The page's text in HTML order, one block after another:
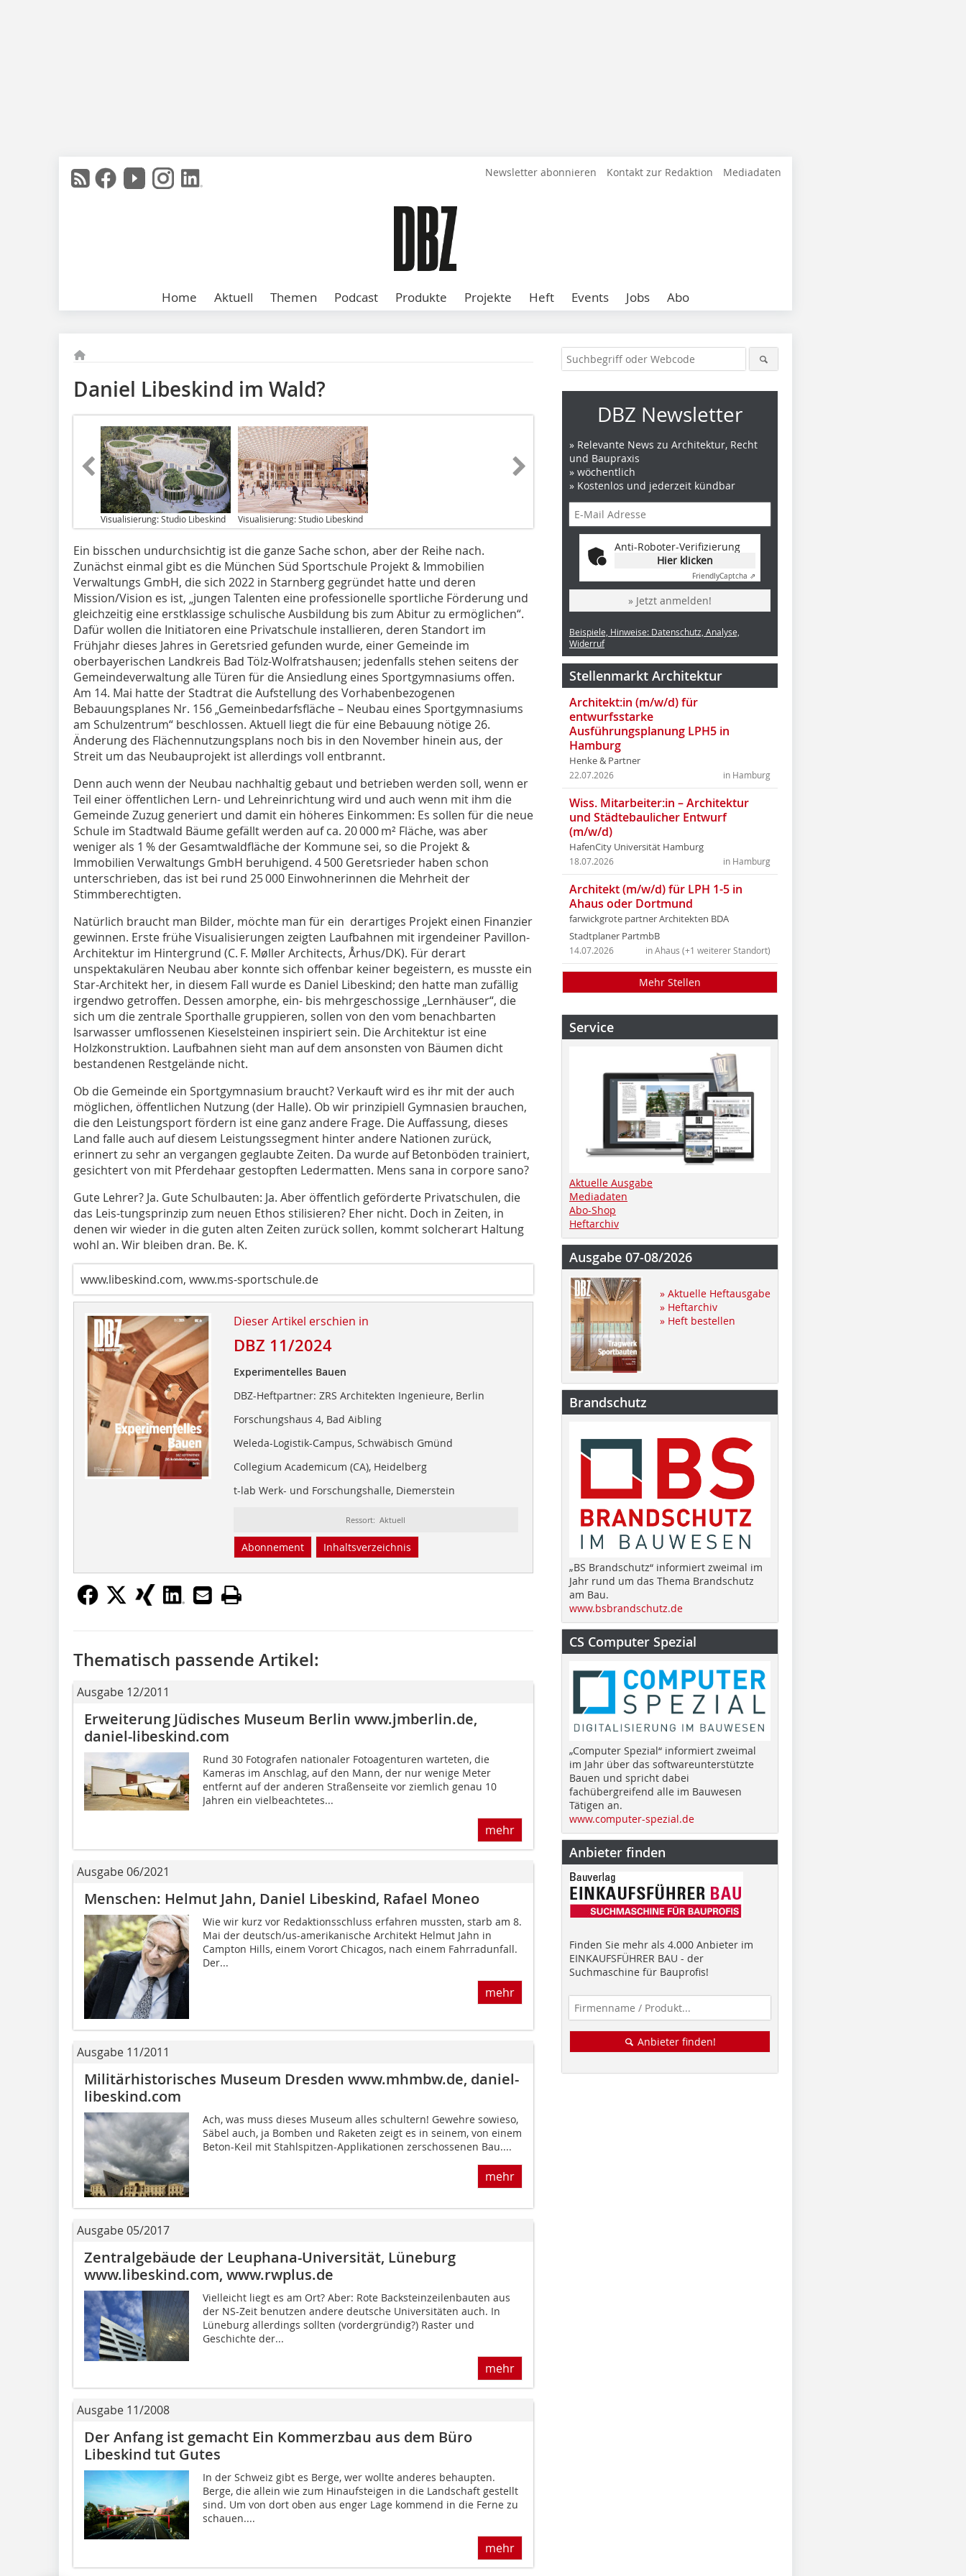
Newsletter abonnieren Kontakt zur Redaktion Mediadaten
Home Aktuell Themen Podcast Produkte Projekte Heft Events Jobs Abo
Daniel Libeskind im Wald?
Visualisierung: Studio Libeskind Visualisierung: Studio Libeskind
Ein bisschen undurchsichtig ist die ganze Sache schon, aber der Reihe nach.
Zunächst einmal gibt es die München Süd Sportschule Projekt & Immobilien
Verwaltungs GmbH, die sich 2022 in Starnberg gegründet hatte und deren
Mission/Vision es ist, „jungen Talenten eine professionelle sportliche Förderung und
gleichzeitig eine erstklassige schulische Ausbildung bis zum Abitur zu ermöglichen“.
Dafür wollen die Initiatoren eine Privatschule installieren, deren Standort im
Frühjahr dieses Jahres in Geretsried gefunden wurde, einer Gemeinde im
oberbayerischen Landkreis Bad Tölz-Wolfratshausen; jedenfalls stehen seitens der
Gemeindeverwaltung alle Türen für die Ansiedlung eines Sportgymnasiums offen.
Am 14. Mai hatte der Stadtrat die Aufstellung des Vorhabenbezogenen
Bebauungsplanes Nr. 156 „Gemeinbedarfsfläche – Neubau eines Sportgymnasiums
am Schulzentrum“ beschlossen. Aktuell liegt die für eine Bebauung nötige 26.
Änderung des Flächennutzungsplans noch bis in den November hinein aus, der
Streit um das Neubauprojekt ist allerdings voll entbrannt.
Denn auch wenn der Neubau nachhaltig gebaut und betrieben werden soll, wenn er
Teil einer öffentlichen Lern- und Lehreinrichtung wird und auch wenn mit ihm die
Gemeinde Zuzug generiert und damit ein höheres Einkommen: Es sollen für die neue
Schule im Stadtwald Bäume gefällt werden auf ca. 20 000 m² Fläche, was aber
weniger als 1 % der Gesamtwaldfläche der Kommune sei, so die Projekt &
Immobilien Verwaltungs GmbH beruhigend. 4 500 Geretsrieder haben schon
unterschrieben, das ist bei rund 25 000 Einwohnerinnen die Mehrheit der
Stimmberechtigten.
Natürlich braucht man Bilder, möchte man für ein derartiges Projekt einen Finanzier
gewinnen. Erste frühe Visualisierungen zeigten Laufbahnen mit irgendeiner Pavillon-
Architektur im Hintergrund (C. F. Møller Architects, Århus/DK). Für derart
unspektakulären Neubau aber konnte sich offenbar keiner begeistern, es musste ein
Star-Architekt her, in diesem Fall wurde es Daniel Libeskind; den hatte man zufällig
irgendwo getroffen. Dessen amorphe, ein- bis mehrgeschossige „Lernhäuser“, die
sich um die zentrale Sporthalle gruppieren, sollen von den vom benachbarten
Isarwasser umflossenen Kieselsteinen inspiriert sein. Die Architektur ist eine
Holzkonstruktion. Laufbahnen sieht man auf dem ansonsten von Bäumen dicht
bestandenen Restgelände nicht.
Ob die Gemeinde ein Sportgymnasium braucht? Verkauft wird es ihr mit der auch
möglichen, öffentlichen Nutzung (der Halle). Ob wir prinzipiell Gymnasien brauchen,
die den Leistungsport fördern ist eine ganz andere Frage. Die Auffassung, dieses
Land falle auch auf diesem Leistungssegment hinter andere Nationen zurück,
erinnert zu sehr an vergangen geglaubte Zeiten. Da wurde auf Betonböden trainiert,
gesichtert von mit Pferdehaar gestopften Ledermatten. Mens sana in corpore sano?
Gute Lehrer? Ja. Gute Schulbauten: Ja. Aber öffentlich geförderte Privatschulen, die
das Leis-tungsprinzip zum neuen Ethos stilisieren? Eher nicht. Doch in Zeiten, in
denen wir wieder in die guten alten Zeiten zurück sollen, kommt solcherart Haltung
wohl an. Wir bleiben dran. Be. K.
www.libeskind.com, www.ms-sportschule.de
Dieser Artikel erschien in
DBZ 11/2024
Experimentelles Bauen
DBZ-Heftpartner: ZRS Architekten Ingenieure, Berlin
Forschungshaus 4, Bad Aibling
Weleda-Logistik-Campus, Schwäbisch Gmünd
Collegium Academicum (CA), Heidelberg
t-lab Werk- und Forschungshalle, Diemerstein
Ressort: Aktuell
Abonnement Inhaltsverzeichnis
Thematisch passende Artikel:
Ausgabe 12/2011
Erweiterung Jüdisches Museum Berlin www.jmberlin.de,
daniel-libeskind.com
Rund 30 Fotografen nationaler Fotoagenturen warteten, die
Kameras im Anschlag, auf den Mann, der nur wenige Meter
entfernt auf der anderen Straßenseite vor ziemlich genau 10
Jahren ein vielbeachtetes...
mehr
Ausgabe 06/2021
Menschen: Helmut Jahn, Daniel Libeskind, Rafael Moneo
Wie wir kurz vor Redaktionsschluss erfahren mussten, starb am 8.
Mai der deutsch/us-amerikanische Architekt Helmut Jahn in
Campton Hills, einem Vorort Chicagos, nach einem Fahrradunfall.
Der...
mehr
Ausgabe 11/2011
Militärhistorisches Museum Dresden www.mhmbw.de, daniel-
libeskind.com
Ach, was muss dieses Museum alles schultern! Gewehre sowieso,
Säbel auch, ja Bomben und Raketen zeigt es in seinem, von einem
Beton-Keil mit Stahlspitzen-Applika­tionen zerschossenen Bau....
mehr
Ausgabe 05/2017
Zentralgebäude der Leuphana-Universität, Lüneburg
www.libeskind.com, www.rwplus.de
Vielleicht liegt es am Ort? Aber: Rote Backsteinzeilenbauten aus
der NS-Zeit benutzen andere deutsche Universitäten auch. In
Lüneburg allerdings sollten (vordergründig?) Raster und
Geschichte der...
mehr
Ausgabe 11/2008
Der Anfang ist gemacht Ein Kommerzbau aus dem Büro
Libeskind tut Gutes
In der Schweiz gibt es Berge, wer wollte anderes behaupten.
Berge, die allein wie zum Hinaufsteigen in die Landschaft gestellt
sind. Um von dort oben aus enger Lage kommend in die Ferne zu
schauen....
mehr
DBZ Newsletter
» Relevante News zu Architektur, Recht
und Baupraxis
» wöchentlich
» Kostenlos und jederzeit kündbar
Anti-Roboter-Verifizierung
Hier klicken
FriendlyCaptcha ⇗
» Jetzt anmelden!
Beispiele, Hinweise: Datenschutz, Analyse,
Widerruf
Stellenmarkt Architektur
Architekt:in (m/w/d) für
entwurfsstarke
Ausführungsplanung LPH5 in
Hamburg
Henke & Partner
in Hamburg
22.07.2026
Wiss. Mitarbeiter:in – Architektur
und Städtebaulicher Entwurf
(m/w/d)
HafenCity Universität Hamburg
in Hamburg
18.07.2026
Architekt (m/w/d) für LPH 1-5 in
Ahaus oder Dortmund
farwickgrote partner Architekten BDA
Stadtplaner PartmbB
in Ahaus (+1 weiterer Standort)
14.07.2026
Mehr Stellen
Service
Aktuelle Ausgabe
Mediadaten
Abo-Shop
Heftarchiv
Ausgabe 07-08/2026
» Aktuelle Heftausgabe
» Heftarchiv
» Heft bestellen
Brandschutz
„BS Brandschutz“ informiert zweimal im
Jahr rund um das Thema Brandschutz
am Bau.
www.bsbrandschutz.de
CS Computer Spezial
„Computer Spezial“ informiert zweimal
im Jahr über das softwareunterstützte
Bauen und spricht dabei
fachübergreifend alle im Bauwesen
Tätigen an.
www.computer-spezial.de
Anbieter finden
Finden Sie mehr als 4.000 Anbieter im
EINKAUFSFÜHRER BAU - der
Suchmaschine für Bauprofis!
Anbieter finden!